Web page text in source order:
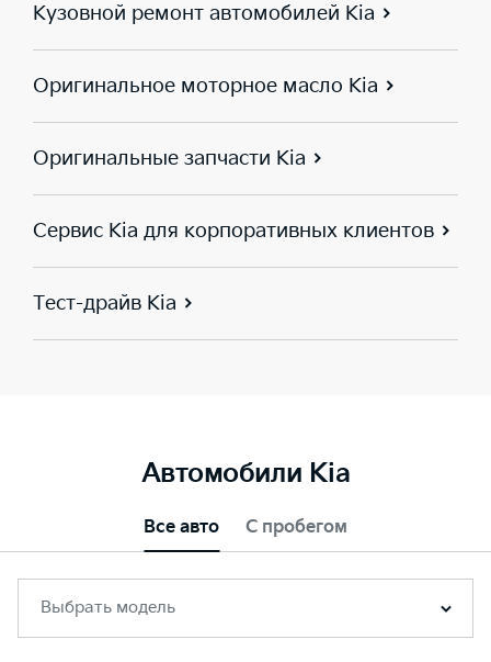
Кузовной ремонт автомобилей Kia
Оригинальное моторное масло Kia
Оригинальные запчасти Kia
Сервис Kia для корпоративных клиентов
Тест-драйв Kia
Автомобили Kia
Все авто С пробегом
Выбрать модель